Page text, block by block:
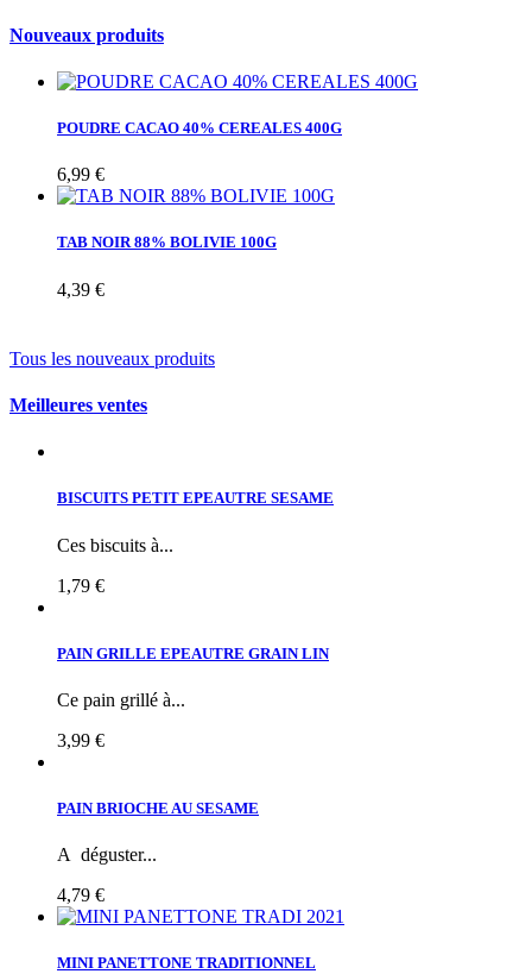
Nouveaux produits
POUDRE CACAO 40% CEREALES 400G
6,99 €
TAB NOIR 88% BOLIVIE 100G
4,39 €
Tous les nouveaux produits
Meilleures ventes
BISCUITS PETIT EPEAUTRE SESAME
Ces biscuits à...
1,79 €
PAIN GRILLE EPEAUTRE GRAIN LIN
Ce pain grillé à...
3,99 €
PAIN BRIOCHE AU SESAME
A déguster...
4,79 €
MINI PANETTONE TRADITIONNEL